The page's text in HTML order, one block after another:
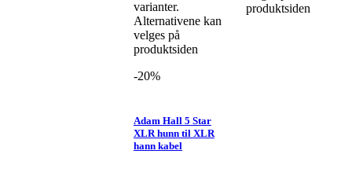
varianter.
Alternativene kan
velges på
produktsiden
produktsiden
-20%
Adam Hall 5 Star
XLR hunn til XLR
hann kabel